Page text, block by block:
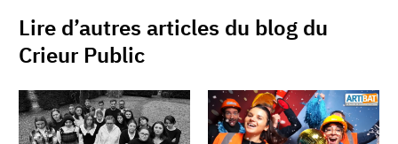
Lire d’autres articles du blog du
Crieur Public